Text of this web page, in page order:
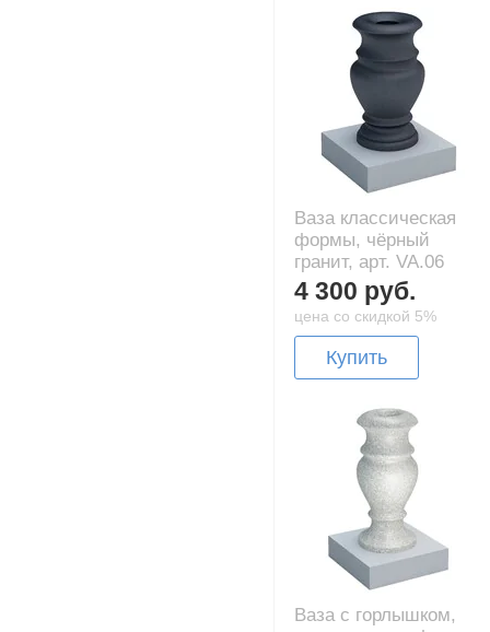
Ваза классическая
формы, чёрный
гранит, арт. VA.06
4 300 руб.
цена со скидкой 5%
Купить
Ваза с горлышком,